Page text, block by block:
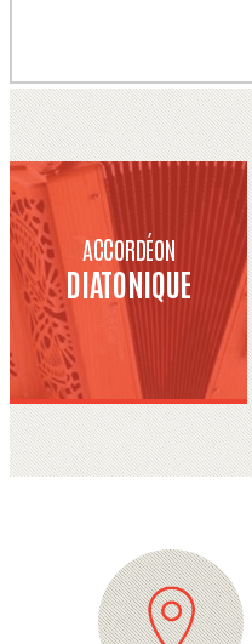
ACCORDÉON
DIATONIQUE